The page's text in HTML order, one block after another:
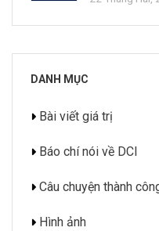
DANH MỤC
Bài viết giá trị
Báo chí nói về DCI
Câu chuyện thành
Hình ảnh